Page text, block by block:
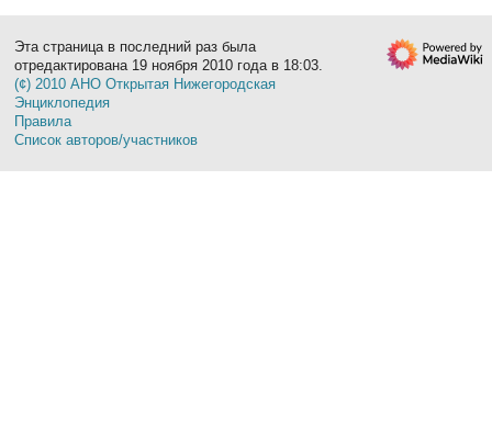
Эта страница в последний раз была
отредактирована 19 ноября 2010 года в 18:03.
(¢) 2010 АНО Открытая Нижегородская
Энциклопедия
Правила
Список авторов/участников